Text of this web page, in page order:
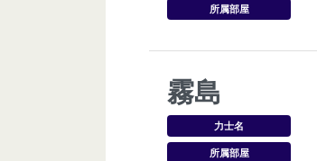
所属部屋
霧島
力士名
所属部屋